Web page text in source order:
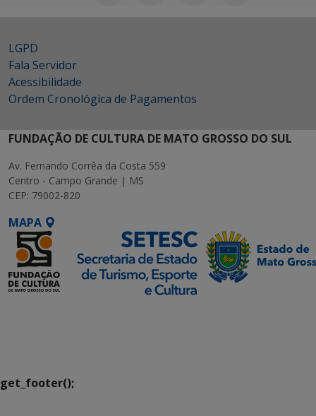
LGPD
Fala Servidor
Acessibilidade
Ordem Cronológica de Pagamentos
FUNDAÇÃO DE CULTURA DE MATO GROSSO DO SUL
Av. Fernando Corrêa da Costa 559
Centro - Campo Grande | MS
CEP: 79002-820
MAPA
get_footer();